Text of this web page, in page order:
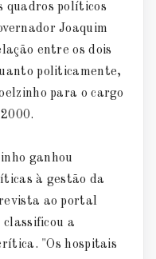
quadros políticos
Joaquim
entre os dois
politicamente,
para o cargo
ganhou
à gestão da
ao portal
a
"Os hospitais